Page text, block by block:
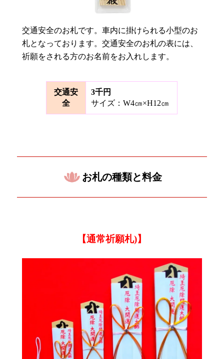
交通安全のお札です。車内に掛けられる小型のお
札となっております。交通安全のお札の表には、
祈願をされる方のお名前をお入れします。
交通安
全
3千円
サイズ：W4㎝×H12㎝
お札の種類と料金
【通常祈願札)】